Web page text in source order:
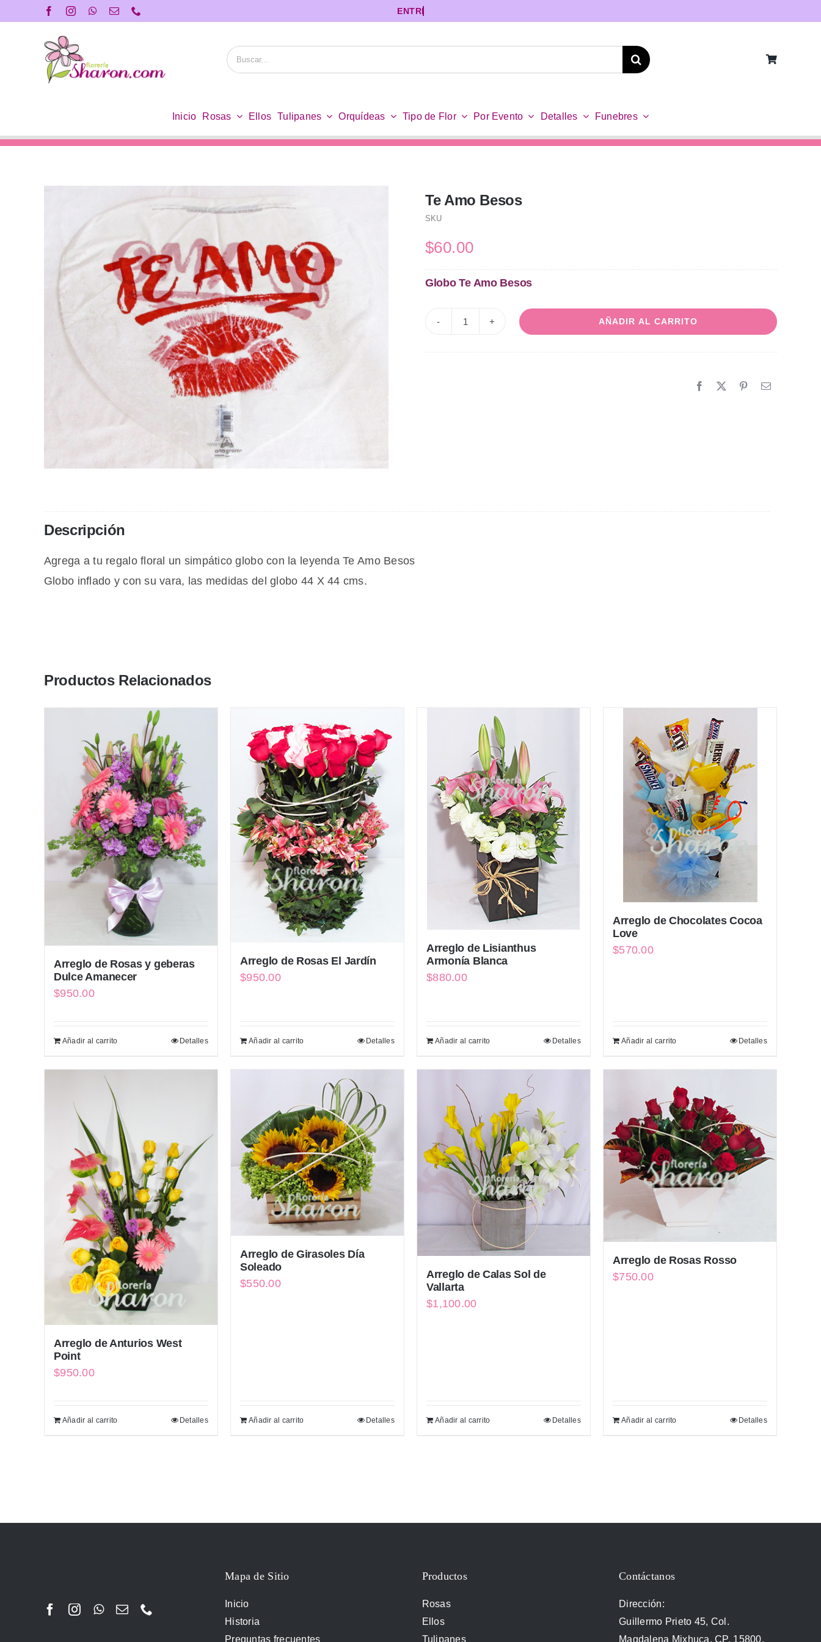
contenido
Buscar:
Inicio Rosas Ellos Tulipanes Orquídeas Tipo de Flor Por Evento Detalles Funebres
Te Amo Besos
SKU
$60.00
Globo Te Amo Besos
AÑADIR AL CARRITO
Descripción
Agrega a tu regalo floral un simpático globo con la leyenda Te Amo Besos
Globo inflado y con su vara, las medidas del globo 44 X 44 cms.
Productos Relacionados
Arreglo de Rosas y geberas
Dulce Amanecer
$950.00
Añadir al carrito Detalles
Arreglo de Rosas El Jardín
$950.00
Añadir al carrito Detalles
Arreglo de Lisianthus
Armonía Blanca
$880.00
Añadir al carrito Detalles
Arreglo de Chocolates Cocoa
Love
$570.00
Añadir al carrito Detalles
Arreglo de Anturios West
Point
$950.00
Añadir al carrito Detalles
Arreglo de Girasoles Día
Soleado
$550.00
Añadir al carrito Detalles
Arreglo de Calas Sol de
Vallarta
$1,100.00
Añadir al carrito Detalles
Arreglo de Rosas Rosso
$750.00
Añadir al carrito Detalles
Mapa de Sitio
Inicio
Historia
Preguntas frecuentes
Productos
Rosas
Ellos
Tulipanes
Contáctanos
Dirección:
Guillermo Prieto 45, Col.
Magdalena Mixhuca, CP. 15800.